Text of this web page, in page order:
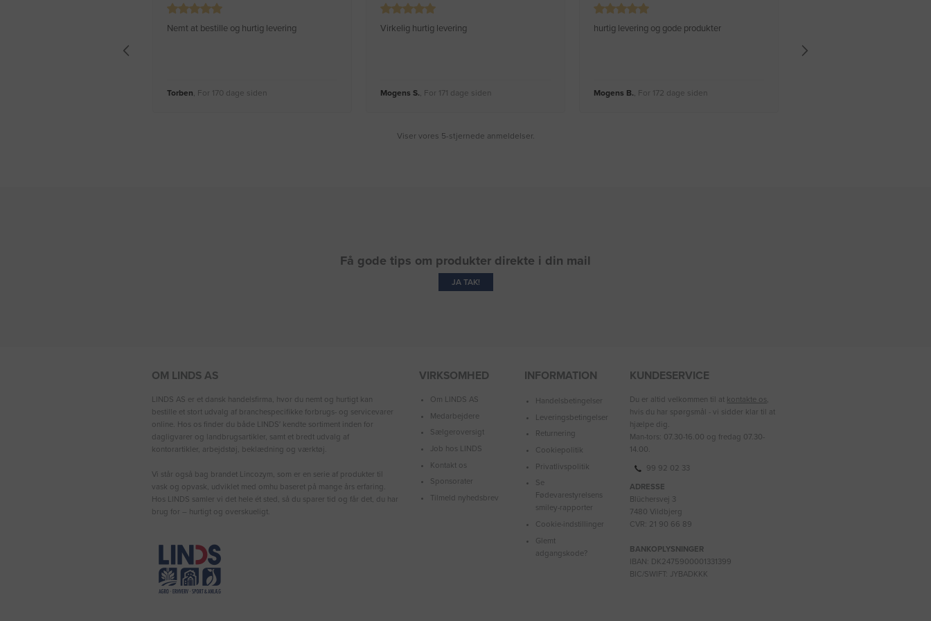
Nemt at bestille og hurtig levering
Torben, For 170 dage siden
Virkelig hurtig levering
Mogens S., For 171 dage siden
hurtig levering og gode produkter
Mogens B., For 172 dage siden
Viser vores 5-stjernede anmeldelser.
Få gode tips om produkter direkte i din mail
JA TAK!
OM LINDS AS
LINDS AS er et dansk handelsfirma, hvor du nemt og hurtigt kan
bestille et stort udvalg af branchespecifikke forbrugs- og servicevarer
online. Hos os finder du både LINDS′ kendte sortiment inden for
dagligvarer og landbrugsartikler, samt et bredt udvalg af
kontorartikler, arbejdstøj, beklædning og værktøj.
Vi står også bag brandet Lincozym, som er en serie af produkter til
vask og opvask, udviklet med omhu baseret på mange års erfaring.
Hos LINDS samler vi det hele ét sted, så du sparer tid og får det, du har
brug for – hurtigt og overskueligt.
VIRKSOMHED
Om LINDS AS
Medarbejdere
Sælgeroversigt
Job hos LINDS
Kontakt os
Sponsorater
Tilmeld nyhedsbrev
INFORMATION
Handelsbetingelser
Leveringsbetingelser
Returnering
Cookiepolitik
Privatlivspolitik
Se
Fødevarestyrelsens
smiley-rapporter
Cookie-indstillinger
Glemt
adgangskode?
KUNDESERVICE
Du er altid velkommen til at kontakte os,
hvis du har spørgsmål - vi sidder klar til at
hjælpe dig.
Man-tors: 07.30-16.00 og fredag 07.30-
14.00.
99 92 02 33
ADRESSE
Blüchersvej 3
7480 Vildbjerg
CVR: 21 90 66 89
BANKOPLYSNINGER
IBAN: DK2475900001331399
BIC/SWIFT: JYBADKKK